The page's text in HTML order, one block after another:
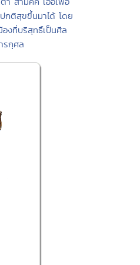
กติสุขขึ้นมาได้ โดย
องที่บริสุทธิ์เป็นศีล
รกุศล